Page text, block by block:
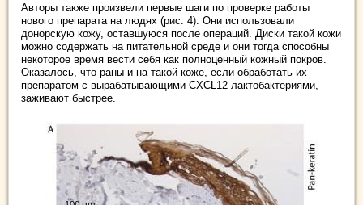
Авторы также произвели первые шаги по проверке работы
нового препарата на людях (рис. 4). Они использовали
донорскую кожу, оставшуюся после операций. Диски такой кожи
можно содержать на питательной среде и они тогда способны
некоторое время вести себя как полноценный кожный покров.
Оказалось, что раны и на такой коже, если обработать их
препаратом с вырабатывающими CXCL12 лактобактериями,
заживают быстрее.